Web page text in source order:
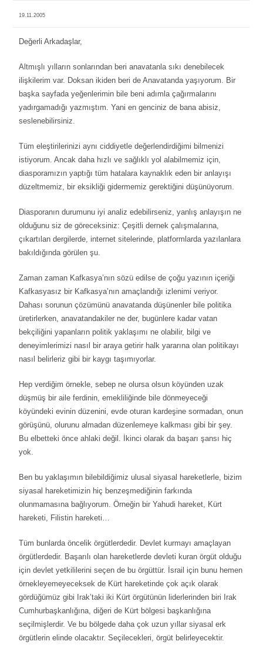
19.11.2005
Değerli Arkadaşlar,
Altmışlı yılların sonlarından beri anavatanla sıkı denebilecek
ilişkilerim var. Doksan ikiden beri de Anavatanda yaşıyorum. Bir
başka sayfada yeğenlerimin bile beni adımla çağırmalarını
yadırgamadığı yazmıştım. Yani en genciniz de bana abisiz,
seslenebilirsiniz.
Tüm eleştirilerinizi aynı ciddiyetle değerlendirdiğimi bilmenizi
istiyorum. Ancak daha hızlı ve sağlıklı yol alabilmemiz için,
diasporamızın yaptığı tüm hatalara kaynaklık eden bir anlayışı
düzeltmemiz, bir eksikliği gidermemiz gerektiğini düşünüyorum.
Diasporanın durumunu iyi analiz edebilirseniz, yanlış anlayışın ne
olduğunu siz de göreceksiniz: Çeşitli dernek çalışmalarına,
çıkartılan dergilerde, internet sitelerinde, platformlarda yazılanlara
bakıldığında görülen şu.
Zaman zaman Kafkasya’nın sözü edilse de çoğu yazının içeriği
Kafkasyasız bir Kafkasya’nın amaçlandığı izlenimi veriyor.
Dahası sorunun çözümünü anavatanda düşünenler bile politika
üretirlerken, anavatandakiler ne der, bugünlere kadar vatan
bekçiliğini yapanların politik yaklaşımı ne olabilir, bilgi ve
deneyimlerimizi nasıl bir araya getirir halk yararına olan politikayı
nasıl belirleriz gibi bir kaygı taşımıyorlar.
Hep verdiğim örnekle, sebep ne olursa olsun köyünden uzak
düşmüş bir aile ferdinin, emekliliğinde bile dönmeyeceği
köyündeki evinin düzenini, evde oturan kardeşine sormadan, onun
görüşünü, olurunu almadan düzenlemeye kalkması gibi bir şey.
Bu elbetteki önce ahlaki değil. İkinci olarak da başarı şansı hiç
yok.
Ben bu yaklaşımın bilebildiğimiz ulusal siyasal hareketlerle, bizim
siyasal hareketimizin hiç benzeşmediğinin farkında
olunmamasına bağlıyorum. Örneğin bir Yahudi hareket, Kürt
hareketi, Filistin hareketi…
Tüm bunlarda öncelik örgütlerdedir. Devlet kurmayı amaçlayan
örgütlerdedir. Başarılı olan hareketlerde devleti kuran örgüt olduğu
için devlet yetkililerini seçen de bu örgüttür. İsrail için bunu hemen
örnekleyemeyeceksek de Kürt hareketinde çok açık olarak
gördüğümüz gibi Irak’taki iki Kürt örgütünün liderlerinden biri Irak
Cumhurbaşkanlığına, diğeri de Kürt bölgesi başkanlığına
seçilmişlerdir. Ve bu bölgede daha çok uzun yıllar siyasal erk
örgütlerin elinde olacaktır. Seçilecekleri, örgüt belirleyecektir.